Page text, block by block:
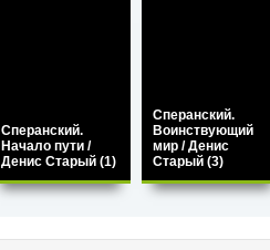
Сперанский.
Начало пути /
Денис Старый (1)
Сперанский.
Воинствующий
мир / Денис
Старый (3)